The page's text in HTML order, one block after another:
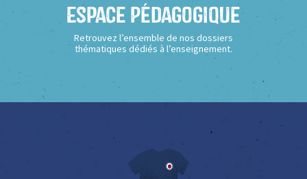
Espace Pédagogique
Retrouvez l’ensemble de nos dossiers
thématiques dédiés à l’enseignement.